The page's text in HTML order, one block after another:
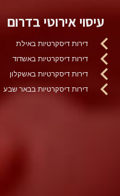
עיסוי אירוטי בדרום
דירות דיסקרטיות באילת
דירות דיסקרטיות באשדוד
דירות דיסקרטיות באשקלון
דירות דיסקרטיות בבאר שבע